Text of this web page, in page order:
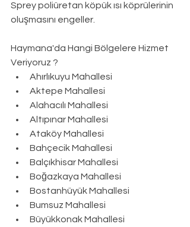
Sprey poliüretan köpük ısı köprülerinin
oluşmasını engeller.
Haymana'da Hangi Bölgelere Hizmet
Veriyoruz ?
Ahırlıkuyu Mahallesi
Aktepe Mahallesi
Alahacılı Mahallesi
Altıpınar Mahallesi
Ataköy Mahallesi
Bahçecik Mahallesi
Balçıkhisar Mahallesi
Boğazkaya Mahallesi
Bostanhüyük Mahallesi
Bumsuz Mahallesi
Büyükkonak Mahallesi